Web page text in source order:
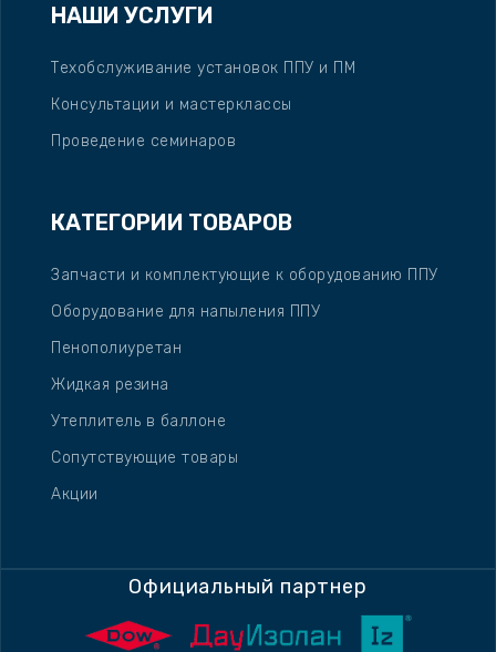
НАШИ УСЛУГИ
Техобслуживание установок ППУ и ПМ
Консультации и мастерклассы
Проведение семинаров
КАТЕГОРИИ ТОВАРОВ
Запчасти и комплектующие к оборудованию ППУ
Оборудование для напыления ППУ
Пенополиуретан
Жидкая резина
Утеплитель в баллоне
Сопутствующие товары
Акции
Официальный партнер